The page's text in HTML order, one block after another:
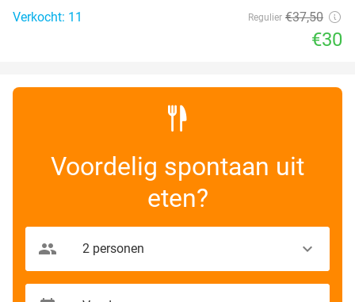
Verkocht: 11
Regulier €37,50
€30
Voordelig spontaan uit
eten?